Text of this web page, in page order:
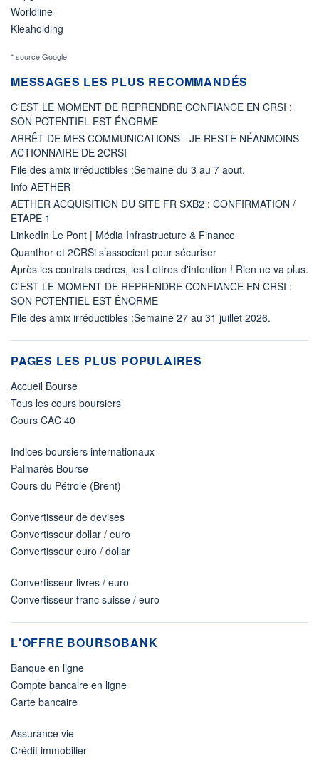
Worldline
Kleaholding
* source Google
MESSAGES LES PLUS RECOMMANDÉS
C'EST LE MOMENT DE REPRENDRE CONFIANCE EN CRSI :
SON POTENTIEL EST ÉNORME
ARRÊT DE MES COMMUNICATIONS - JE RESTE NÉANMOINS
ACTIONNAIRE DE 2CRSI
File des amix irréductibles :Semaine du 3 au 7 aout.
Info AETHER
AETHER ACQUISITION DU SITE FR SXB2 : CONFIRMATION /
ETAPE 1
LinkedIn Le Pont | Média Infrastructure & Finance
Quanthor et 2CRSi s’associent pour sécuriser
Après les contrats cadres, les Lettres d'intention ! Rien ne va plus.
C'EST LE MOMENT DE REPRENDRE CONFIANCE EN CRSI :
SON POTENTIEL EST ÉNORME
File des amix irréductibles :Semaine 27 au 31 juillet 2026.
PAGES LES PLUS POPULAIRES
Accueil Bourse
Tous les cours boursiers
Cours CAC 40
Indices boursiers internationaux
Palmarès Bourse
Cours du Pétrole (Brent)
Convertisseur de devises
Convertisseur dollar / euro
Convertisseur euro / dollar
Convertisseur livres / euro
Convertisseur franc suisse / euro
L'OFFRE BOURSOBANK
Banque en ligne
Compte bancaire en ligne
Carte bancaire
Assurance vie
Crédit immobilier